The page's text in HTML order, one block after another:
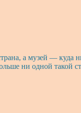
а музей —
ни одной